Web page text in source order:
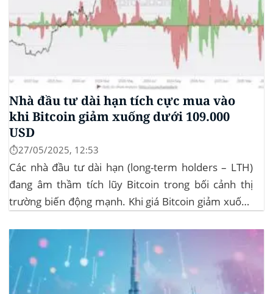
Nhà đầu tư dài hạn tích cực mua vào
khi Bitcoin giảm xuống dưới 109.000
USD
⏱️27/05/2025, 12:53
Các nhà đầu tư dài hạn (long-term holders – LTH)
đang âm thầm tích lũy Bitcoin trong bối cảnh thị
trường biến động mạnh. Khi giá Bitcoin giảm xuống
khiến hơn 185 triệu USD vị thế mua bị xóa...